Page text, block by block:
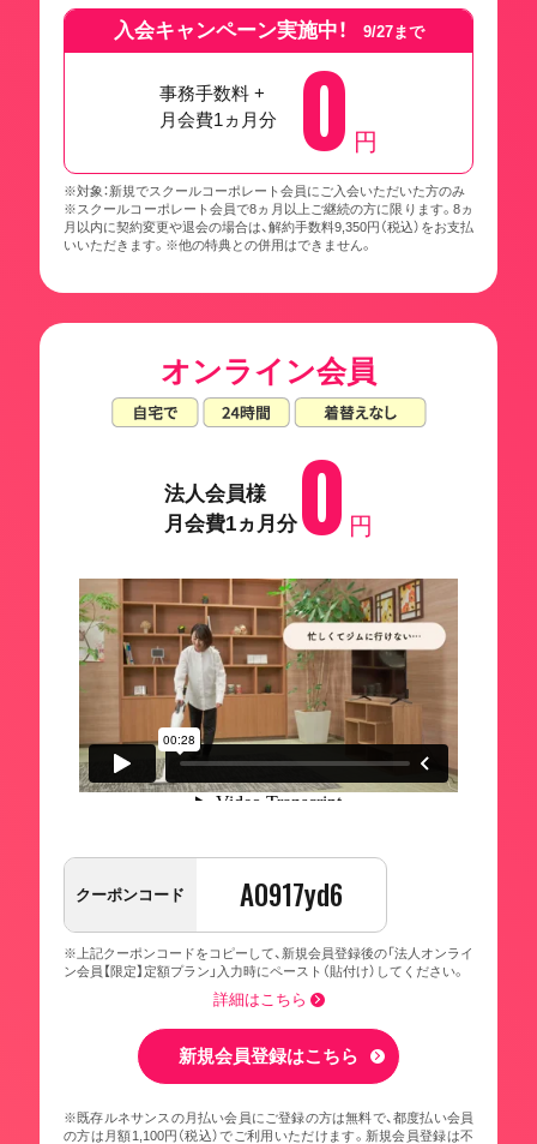
入会キャンペーン実施中！ 9/27まで
事務手数料 +
月会費1ヵ月分
0 円
※対象：新規でスクールコーポレート会員にご入会いただいた方のみ
※スクールコーポレート会員で8ヵ月以上ご継続の方に限ります。8ヵ
月以内に契約変更や退会の場合は、解約手数料9,350円（税込）をお支払
いいただきます。※他の特典との併用はできません。
オンライン会員
法人会員様
月会費1ヵ月分0 円
クーポンコード A0917yd6
※上記クーポンコードをコピーして、新規会員登録後の「法人オンライ
ン会員【限定】定額プラン」入力時にペースト（貼付け）してください。
詳細はこちら
新規会員登録はこちら
※既存ルネサンスの月払い会員にご登録の方は無料で、都度払い会員
の方は月額1,100円（税込）でご利用いただけます。新規会員登録は不